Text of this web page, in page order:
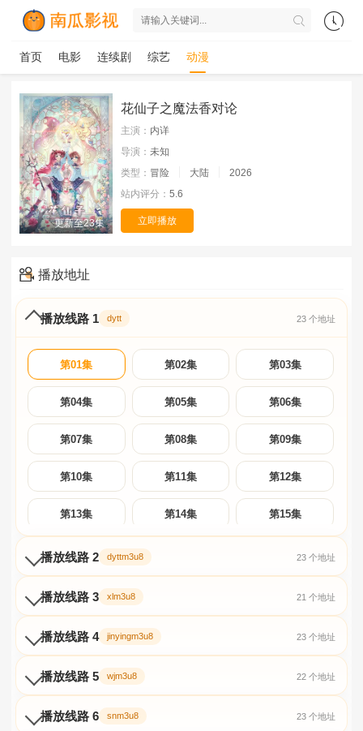
首页 电影 连续剧 综艺 动漫
更新至23集
花仙子之魔法香对论
主演： 内详
导演： 未知
类型： 冒险 大陆
2026
站内评分： 5.6
立即播放
播放地址
播放线路 1 dytt 23 个地址
第01集 第02集 第03集
第04集 第05集 第06集
第07集 第08集 第09集
第10集 第11集 第12集
第13集 第14集 第15集
第16集
第19集
播放线路 2 dyttm3u8 23 个地址
播放线路 3 xlm3u8 21 个地址
播放线路 4 jinyingm3u8 23 个地址
播放线路 5 wjm3u8 22 个地址
播放线路 6 snm3u8 23 个地址